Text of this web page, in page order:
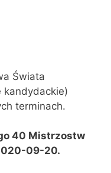
Świata
kandydackie)
terminach.
40 Mistrzostw
09-20.